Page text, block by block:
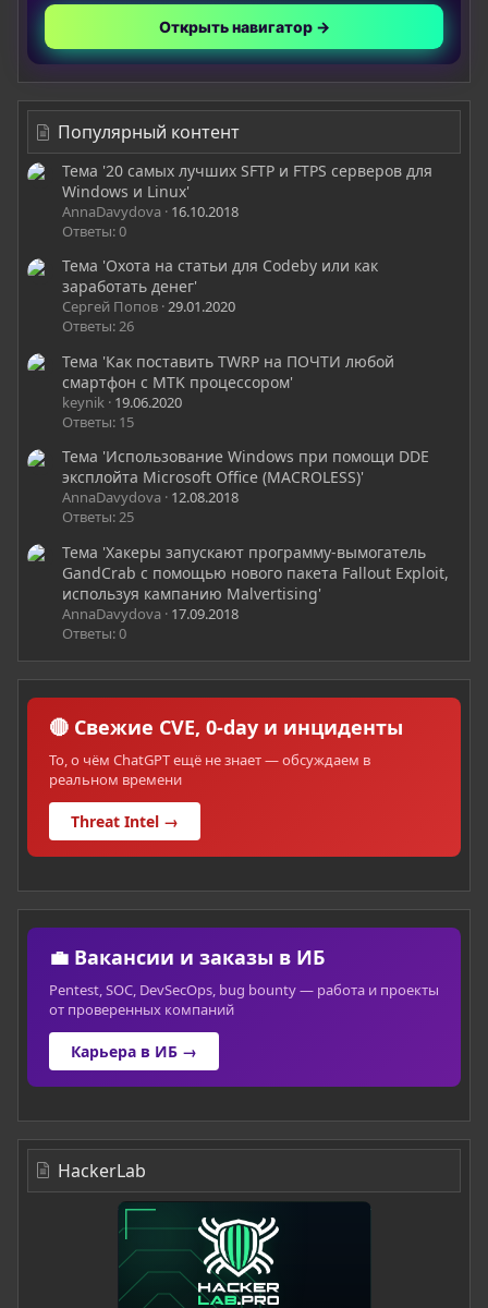
Открыть навигатор →
Популярный контент
Тема '20 самых лучших SFTP и FTPS серверов для
Windows и Linux'
AnnaDavydova
16.10.2018
Ответы: 0
Тема 'Охота на статьи для Codeby или как
заработать денег'
Сергей Попов 29.01.2020
Ответы: 26
Тема 'Как поставить TWRP на ПОЧТИ любой
смартфон с MTK процессором'
keynik 19.06.2020
Ответы: 15
Тема 'Использование Windows при помощи DDE
эксплойта Microsoft Office (MACROLESS)'
AnnaDavydova
12.08.2018
Ответы: 25
Тема 'Хакеры запускают программу-вымогатель
GandCrab с помощью нового пакета Fallout Exploit,
используя кампанию Malvertising'
AnnaDavydova
17.09.2018
Ответы: 0
🔴 Свежие CVE, 0-day и инциденты
То, о чём ChatGPT ещё не знает — обсуждаем в
реальном времени
Threat Intel →
💼 Вакансии и заказы в ИБ
Pentest, SOC, DevSecOps, bug bounty — работа и проекты
от проверенных компаний
Карьера в ИБ →
HackerLab